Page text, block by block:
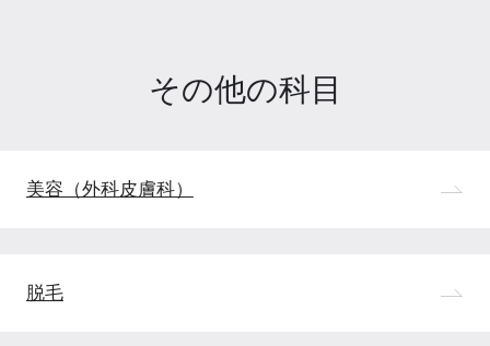
その他の科目
美容（外科皮膚科）
脱毛